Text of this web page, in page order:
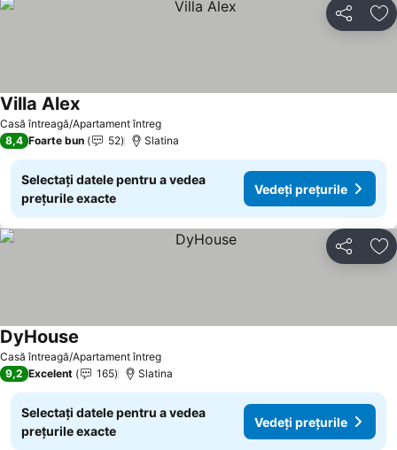
Distribuiți
Casă întreagă/Apartament întreg
Villa Alex
8,4 Foarte bun 52 Slatina
Selectați datele pentru a vedea
prețurile exacte
Vedeți prețurile
Distribuiți
Casă întreagă/Apartament întreg
DyHouse
9,2 Excelent 165 Slatina
Selectați datele pentru a vedea
prețurile exacte
Vedeți prețurile